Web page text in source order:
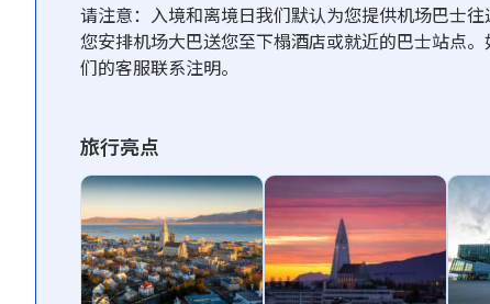
请注意：入境和离境日我们默认为您提供机场巴士
您安排机场大巴送您至下榻酒店或就近的巴士站点
们的客服联系注明。
旅行亮点